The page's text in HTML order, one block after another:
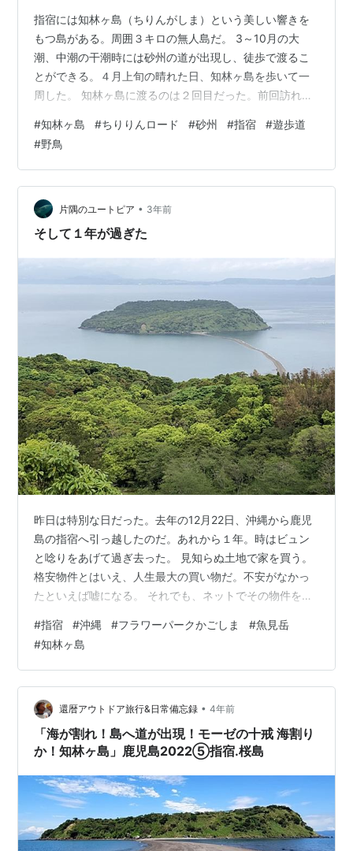
指宿には知林ヶ島（ちりんがしま）という美しい響きを
もつ島がある。周囲３キロの無人島だ。 3～10月の大
潮、中潮の干潮時には砂州の道が出現し、徒歩で渡るこ
とができる。４月上旬の晴れた日、知林ヶ島を歩いて一
周した。 知林ヶ島に渡るのは２回目だった。前回訪れた
なかった。島内を一周するあいだに蛇を３回も見た。お
目当ての野鳥にはほとんど出会えなかった。 今回も目的
は野鳥撮影だった。ネットで見つけた「知林ヶ島マッ
プ」の写真に、島内で見られる野鳥としてヤツガシラが
載っていたのだ。 その案内板が設置されたのはかなり昔
のようだった。それでも、この島で目撃された…
#知林ヶ島 #ちりりんロード #砂州 #指宿 #遊歩道
#野鳥
片隅のユートピア • 3年前
そして１年が過ぎた
昨日は特別な日だった。去年の12月22日、沖縄から鹿児
島の指宿へ引っ越したのだ。あれから１年。時はビュン
と唸りをあげて過ぎ去った。 見知らぬ土地で家を買う。
格安物件とはいえ、人生最大の買い物だ。不安がなかっ
たといえば嘘になる。 それでも、ネットでその物件を見
なったのは、家が小さくて敷地が狭いこと。それでいて
軽なら家の前に駐車できる。 一人暮らしに向いたコンパ
クトな一戸建てを田舎で見つけるのは難しい。空き家バ
ンクを見ると格安の中古物件がいろいろ載っているけれ
ど、無駄に部屋数が多かったり敷地が広かったりする。
さらに２つの好条件が購入に拍車をかけた…
#指宿 #沖縄 #フラワーパークかごしま #魚見岳
#知林ヶ島
還暦アウトドア旅行&日常備忘録 • 4年前
「海が割れ！島へ道が出現！モーゼの十戒 海割り
か！知林ヶ島」鹿児島2022⑤指宿.桜島